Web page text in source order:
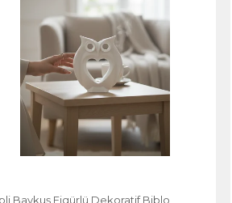
Baykuş Figürlü Dekoratif Biblo